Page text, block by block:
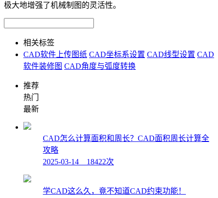
极大地增强了机械制图的灵活性。
相关标签
CAD软件上传图纸 CAD坐标系设置 CAD线型设置 CAD
软件装修图 CAD角度与弧度转换
推荐
热门
最新
CAD怎么计算面积和周长？CAD面积周长计算全
攻略
2025-03-14 18422次
学CAD这么久，竟不知道CAD约束功能！